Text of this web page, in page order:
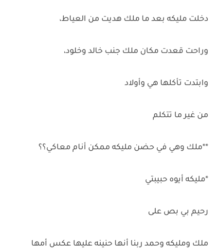
دخلت مليكه بعد ما ملك هديت من العياط،
وراحت قعدت مكان ملك جنب خالد وخلود،
وابتدت تأكلها هي وأولاد
من غير ما تتكلم
**ملك وهي في حضن مليكه ممكن أنام معاكي؟؟
*مليكه أيوه حبيبتي
رحيم بي بص على
ملك ومليكه وحمد ربنا أنها حنينه عليها عكس أمها